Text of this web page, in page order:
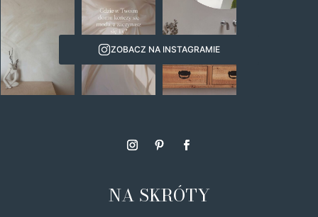
ZOBACZ NA INSTAGRAMIE
NA SKRÓTY